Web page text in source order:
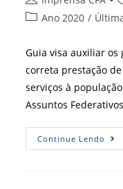
do
Categoria
post:
Ano 2020 /
Guia visa auxiliar os
correta prestação
serviços à
Assuntos
Continue Lendo
Do